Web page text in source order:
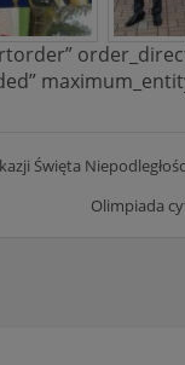
Święta
Olimpiada